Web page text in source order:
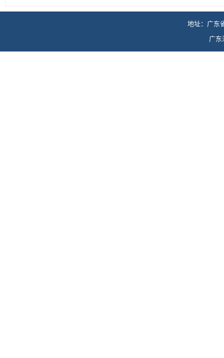
地址：广东
广东